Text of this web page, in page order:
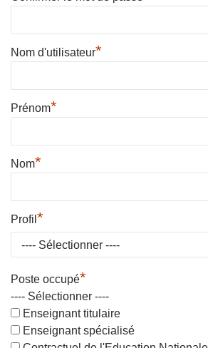
Nom d'utilisateur*
Prénom*
Nom*
Profil *
Poste occupé*
---- Sélectionner ----
Enseignant titulaire
Enseignant spécialisé